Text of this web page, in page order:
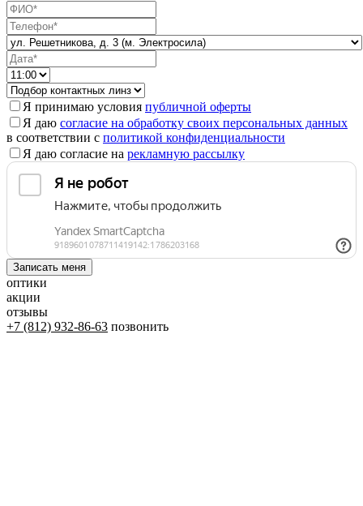
Я принимаю условия публичной оферты
Я даю согласие на обработку своих персональных данных
в соответствии с политикой конфиденциальности
Я даю согласие на рекламную рассылку
оптики
акции
отзывы
+7 (812) 932-86-63 позвонить